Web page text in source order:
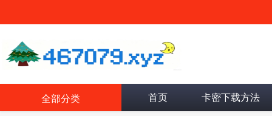
全部分类 首页 卡密下载方法